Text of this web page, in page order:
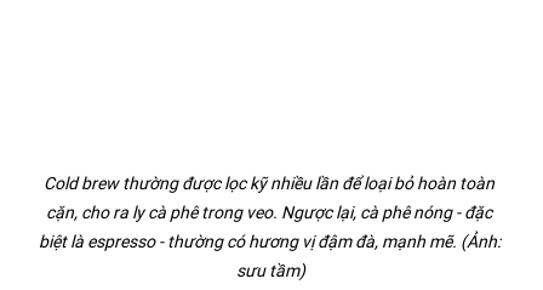
Cold brew thường được lọc kỹ nhiều lần để loại bỏ hoàn toàn
cặn, cho ra ly cà phê trong veo. Ngược lại, cà phê nóng - đặc
biệt là espresso - thường có hương vị đậm đà, mạnh mẽ. (Ảnh:
sưu tầm)